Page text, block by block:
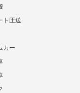
ト圧送
カー